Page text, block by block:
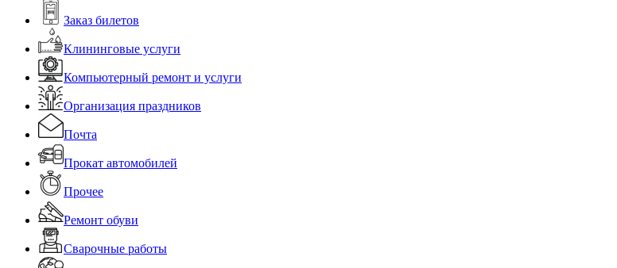
Заказ билетов
Клининговые услуги
Компьютерный ремонт и услуги
Организация праздников
Почта
Прокат автомобилей
Прочее
Ремонт обуви
Сварочные работы